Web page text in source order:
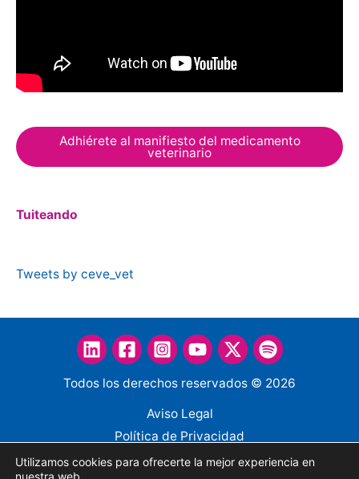
Adhiérete al manifiesto del medicamento
veterinario
Tuiteando
Tweets by ceve_vet
Todos los derechos reservados © 2026
Aviso Legal
Política de Privacidad
Política de Cookies
Utilizamos cookies para ofrecerte la mejor experiencia en
nuestra web.